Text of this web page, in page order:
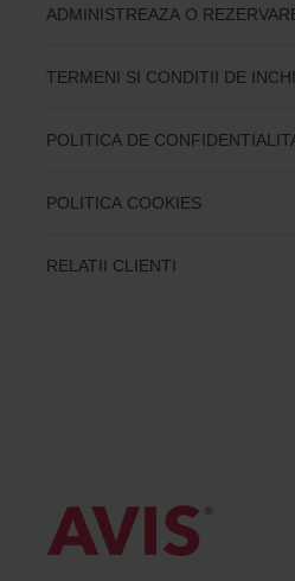
ADMINISTREAZA O
TERMENI SI CONDITII DE
POLITICA DE
POLITICA COOKIES
RELATII CLIENTI